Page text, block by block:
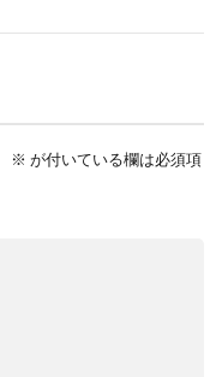
※ が付いている欄は必須項